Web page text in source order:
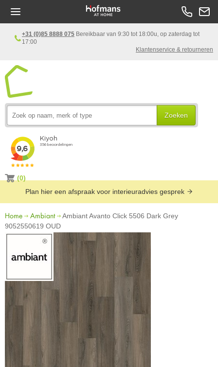
+31 (0)85 8888 075 Bereikbaar van 9:30 tot 18:00u, op zaterdag tot
17:00
Klantenservice & retourneren
Zoeken
(0)
Plan hier een afspraak voor interieuradvies gesprek
Home Ambiant
Ambiant Avanto Click 5506 Dark Grey
9052550619 OUD